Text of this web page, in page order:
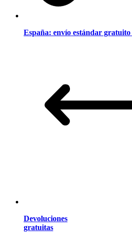
España: envío estándar gratuito
Devoluciones
gratuitas